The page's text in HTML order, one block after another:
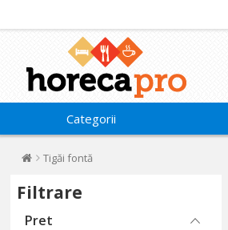
Categorii
Tigăi fontă
Filtrare
Pret